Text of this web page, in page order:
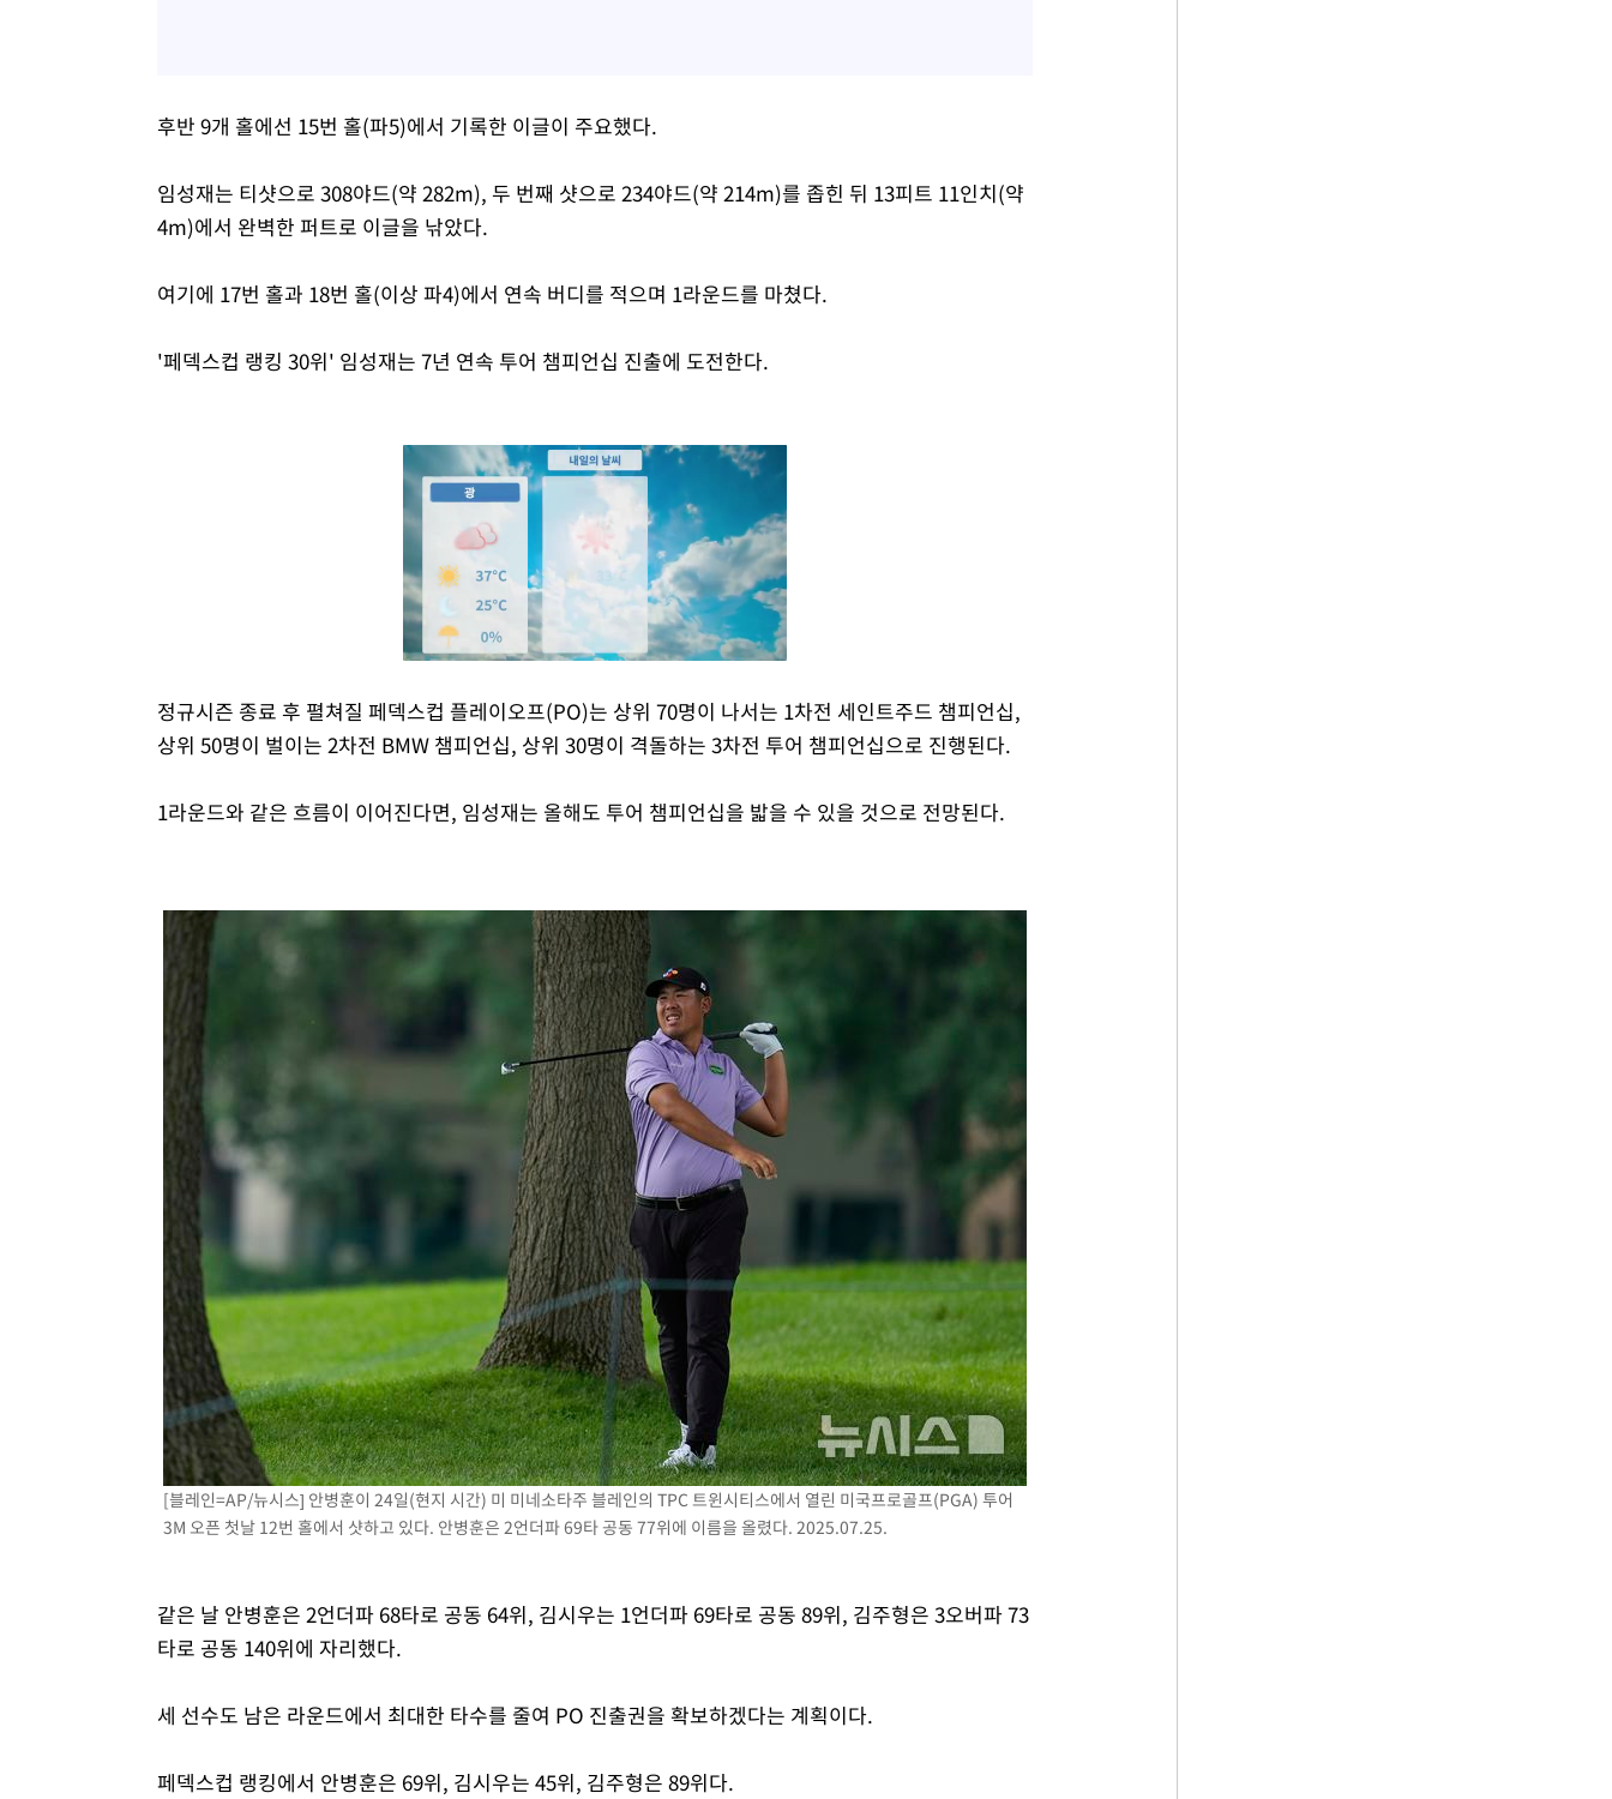
후반 9개 홀에선 15번 홀(파5)에서 기록한 이글이 주요했다.
임성재는 티샷으로 308야드(약 282m), 두 번째 샷으로 234야드(약 214m)를 좁힌 뒤 13피트 11인치(약
4m)에서 완벽한 퍼트로 이글을 낚았다.
여기에 17번 홀과 18번 홀(이상 파4)에서 연속 버디를 적으며 1라운드를 마쳤다.
'페덱스컵 랭킹 30위' 임성재는 7년 연속 투어 챔피언십 진출에 도전한다.
Mute
정규시즌 종료 후 펼쳐질 페덱스컵 플레이오프(PO)는 상위 70명이 나서는 1차전 세인트주드 챔피언십,
상위 50명이 벌이는 2차전 BMW 챔피언십, 상위 30명이 격돌하는 3차전 투어 챔피언십으로 진행된다.
1라운드와 같은 흐름이 이어진다면, 임성재는 올해도 투어 챔피언십을 밟을 수 있을 것으로 전망된다.
[블레인=AP/뉴시스] 안병훈이 24일(현지 시간) 미 미네소타주 블레인의 TPC 트윈시티스에서 열린 미국프로골프(PGA) 투어
3M 오픈 첫날 12번 홀에서 샷하고 있다. 안병훈은 2언더파 69타 공동 77위에 이름을 올렸다. 2025.07.25.
같은 날 안병훈은 2언더파 68타로 공동 64위, 김시우는 1언더파 69타로 공동 89위, 김주형은 3오버파 73
타로 공동 140위에 자리했다.
세 선수도 남은 라운드에서 최대한 타수를 줄여 PO 진출권을 확보하겠다는 계획이다.
페덱스컵 랭킹에서 안병훈은 69위, 김시우는 45위, 김주형은 89위다.